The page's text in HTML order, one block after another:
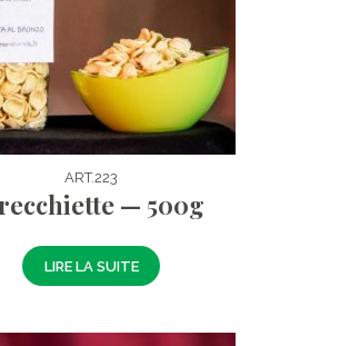
ART.223
— 500g
LIRE LA SUITE